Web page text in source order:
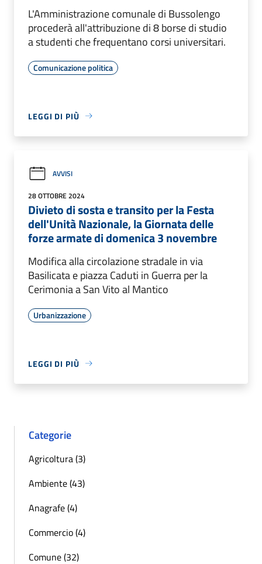
L'Amministrazione comunale di Bussolengo
procederà all'attribuzione di 8 borse di studio
a studenti che frequentano corsi universitari.
Comunicazione politica
LEGGI DI PIÙ
AVVISI
28 OTTOBRE 2024
Divieto di sosta e transito per la Festa
dell'Unità Nazionale, la Giornata delle
forze armate di domenica 3 novembre
Modifica alla circolazione stradale in via
Basilicata e piazza Caduti in Guerra per la
Cerimonia a San Vito al Mantico
Urbanizzazione
LEGGI DI PIÙ
Categorie
Agricoltura (3)
Ambiente (43)
Anagrafe (4)
Commercio (4)
Comune (32)